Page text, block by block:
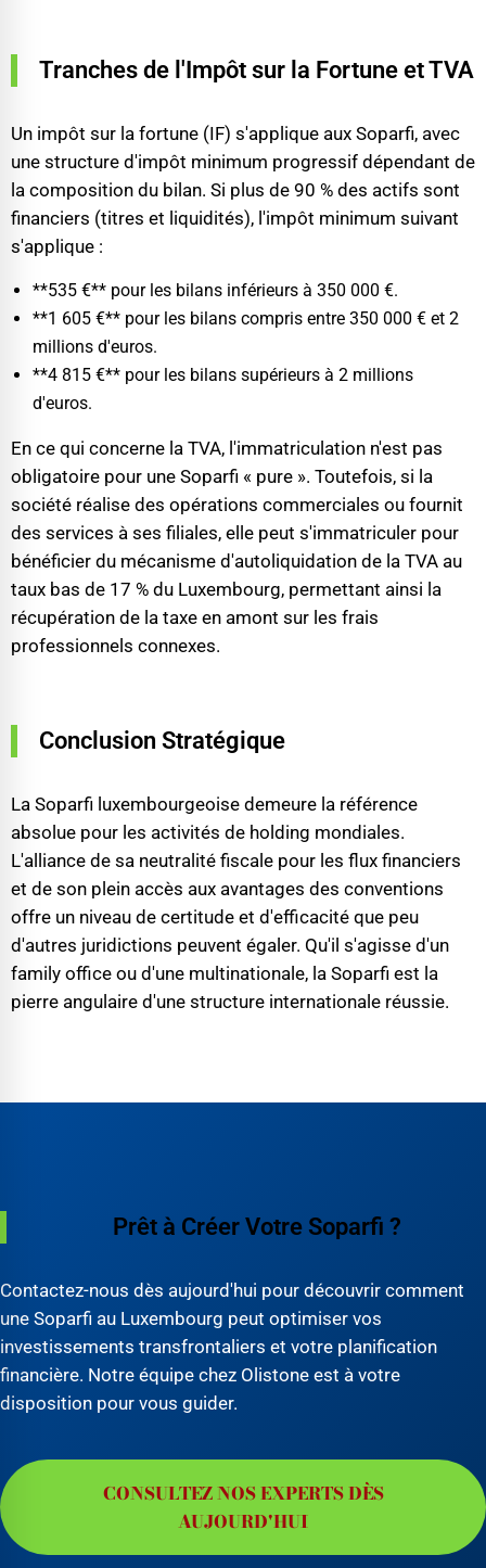
Tranches de l'Impôt sur la Fortune et TVA
Un impôt sur la fortune (IF) s'applique aux Soparfi, avec
une structure d'impôt minimum progressif dépendant de
la composition du bilan. Si plus de 90 % des actifs sont
financiers (titres et liquidités), l'impôt minimum suivant
s'applique :
**535 €** pour les bilans inférieurs à 350 000 €.
**1 605 €** pour les bilans compris entre 350 000 € et 2
millions d'euros.
**4 815 €** pour les bilans supérieurs à 2 millions
d'euros.
En ce qui concerne la TVA, l'immatriculation n'est pas
obligatoire pour une Soparfi « pure ». Toutefois, si la
société réalise des opérations commerciales ou fournit
des services à ses filiales, elle peut s'immatriculer pour
bénéficier du mécanisme d'autoliquidation de la TVA au
taux bas de 17 % du Luxembourg, permettant ainsi la
récupération de la taxe en amont sur les frais
professionnels connexes.
Conclusion Stratégique
La Soparfi luxembourgeoise demeure la référence
absolue pour les activités de holding mondiales.
L'alliance de sa neutralité fiscale pour les flux financiers
et de son plein accès aux avantages des conventions
offre un niveau de certitude et d'efficacité que peu
d'autres juridictions peuvent égaler. Qu'il s'agisse d'un
family office ou d'une multinationale, la Soparfi est la
pierre angulaire d'une structure internationale réussie.
Prêt à Créer Votre Soparfi ?
Contactez-nous dès aujourd'hui pour découvrir comment
une Soparfi au Luxembourg peut optimiser vos
investissements transfrontaliers et votre planification
financière. Notre équipe chez Olistone est à votre
disposition pour vous guider.
CONSULTEZ NOS EXPERTS DÈS
AUJOURD'HUI